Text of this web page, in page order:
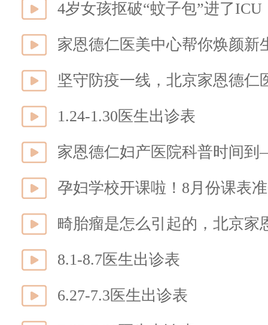
家恩德仁医美中心帮你焕颜新
坚守防疫一线，北京家恩德仁
1.24-1.30医生出诊表
家恩德仁妇产医院科普时间
孕妇学校开课啦！8月份课表
畸胎瘤是怎么引起的，北京家
8.1-8.7医生出诊表
6.27-7.3医生出诊表